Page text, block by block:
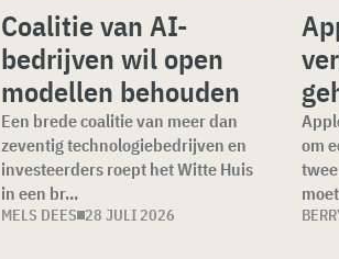
Coalitie van AI-
bedrijven wil open
modellen behouden
Een brede coalitie van meer dan
zeventig technologiebedrijven en
investeerders roept het Witte Huis
in een br...
MELS DEES 28 JULI 2026
om